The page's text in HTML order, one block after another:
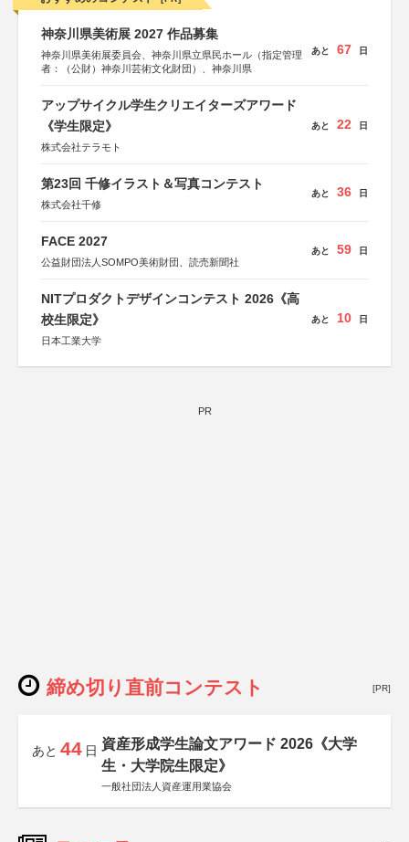
神奈川県美術展 2027 作品募集
神奈川県美術展委員会、神奈川県立県民ホール（指定管理
者：（公財）神奈川芸術文化財団）、神奈川県
あと 67 日
アップサイクル学生クリエイターズアワード
《学生限定》
株式会社テラモト
あと 22 日
第23回 千修イラスト＆写真コンテスト
株式会社千修
あと 36 日
FACE 2027
公益財団法人SOMPO美術財団、読売新聞社
あと 59 日
NITプロダクトデザインコンテスト 2026《高
校生限定》
日本工業大学
あと 10 日
PR
締め切り直前コンテスト [PR]
あと 44 日 資産形成学生論文アワード 2026《大学
生・大学院生限定》
一般社団法人資産運用業協会